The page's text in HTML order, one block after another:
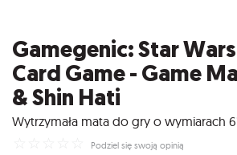
Gamegenic: Star
Card Game - Game
& Shin Hati
Wytrzymała mata do gry o wymiarach
Podziel się swoją opinią